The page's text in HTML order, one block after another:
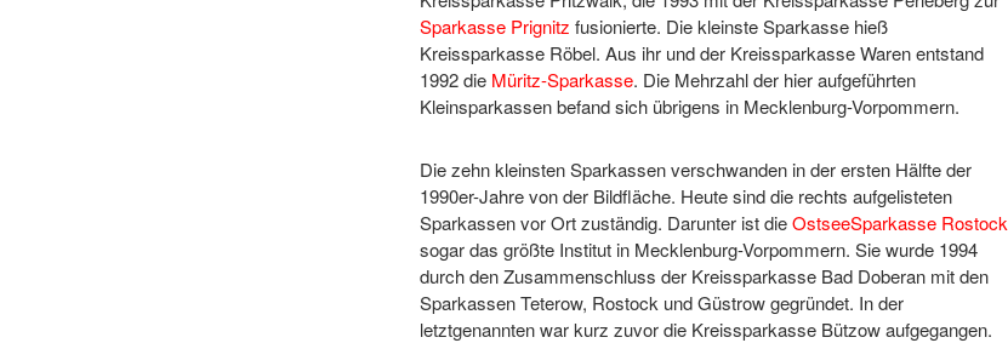
Sparkasse Prignitz fusionierte. Die kleinste Sparkasse hieß
Kreissparkasse Röbel. Aus ihr und der Kreissparkasse Waren entstand
1992 die Müritz-Sparkasse. Die Mehrzahl der hier aufgeführten
Kleinsparkassen befand sich übrigens in Mecklenburg-Vorpommern.
Die zehn kleinsten Sparkassen verschwanden in der ersten Hälfte der
1990er-Jahre von der Bildfläche. Heute sind die rechts aufgelisteten
Sparkassen vor Ort zuständig. Darunter ist dieOstseeSparkasse Rostock
sogar das größte Institut in Mecklenburg-Vorpommern. Sie wurde 1994
durch den Zusammenschluss der Kreissparkasse Bad Doberan mit den
Sparkassen Teterow, Rostock und Güstrow gegründet. In der
letztgenannten war kurz zuvor die Kreissparkasse Bützow aufgegangen.